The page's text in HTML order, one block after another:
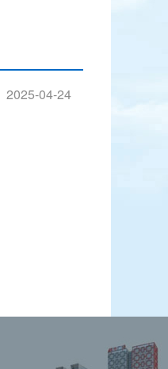
2025-04-24